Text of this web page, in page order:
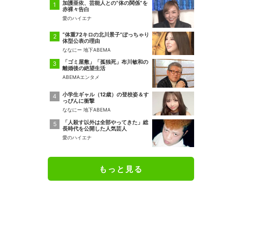
加護亜依、芸能人との“体の関係”を
赤裸々告白
愛のハイエナ
“体重72キロの北川景子”ぽっちゃり
体型公表の理由
ななにー 地下ABEMA
「ゴミ屋敷」「孤独死」布川敏和の
離婚後の絶望生活
ABEMAエンタメ
小学生ギャル（12歳）の登校姿＆す
っぴんに衝撃
ななにー 地下ABEMA
「人殺す以外は全部やってきた」総
長時代を公開した人気芸人
愛のハイエナ
もっと見る